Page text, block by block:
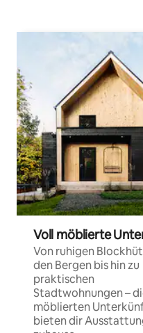
Voll möblierte
Von ruhigen
den Bergen bis hin zu
praktischen
Stadtwohnungen –
möblierten
bieten dir